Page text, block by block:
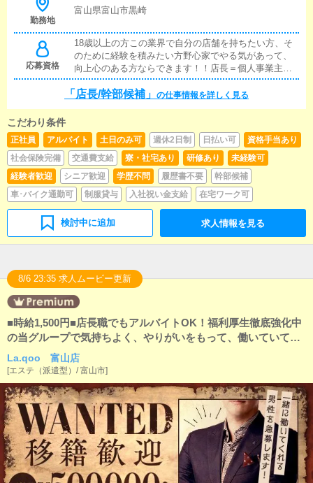
や、会計作業、注意事項の喚起などをお願いします。
を見ながら徐々に覚えていただきますので、未経験の
方でも安心して働けます。■企画の立案店舗イベントや
店舗運営など様々な企画を提案していただきます。
【新規のお客様の増加】【お客様のリピート率の向
上】【キャストの方の入店数の増加】など、売上UPに
繋がる施策の提案を行っていただきます。■キャスト管
理お店で働いていただいているキャストの方が稼げる
使い方などのアドバイスを行っていただきます。■PC
更新業務ヘブンネットなど、ポータルサイト等の店舗
情報更新作業を行っていただきます。キャストの出勤
情報やイベント、求人ブログの作成となります。基本
的にはボタンを押すだけや、ブログの更新時に簡単に
文字が入力出来れば問題ありません。PCが苦手な人で
も簡単にできます。■清掃・備品管理お客様やキャスト
の方に快適にお過ごしいただくため、店内の清掃や備
品の管理・補充を行っていただきます。
勤務地
富山県富山市黒崎
応募資格
18歳以上の方この業界で自分の店舗を持ちたい方、そ
のために経験を積みたい方野心家でやる気があって、
向上心のある方ならできます！！店長＝個人事業主と
してご自身の考えで店舗を運営していただくことがで
きます
「店長/幹部候補」 の仕事情報を詳しく見る
こだわり条件
正社員 アルバイト 土日のみ可 週休2日制 日払い可
資格手当あり
社会保険完備
交通費支給 寮・社宅あり 研修あり
未経験可
経験者歓迎
シニア歓迎 学歴不問 履歴書不要
幹部候補
車･バイク通勤可
制服貸与 入社祝い金支給 在宅ワーク可
検討中に追加 求人情報を見る
8/6 23:35 求人ムービー更新
■時給1,500円■店長職でもアルバイトOK！福利厚生徹底強化中
の当グループで気持ちよく、やりがいをもって、働いていて欲
しい！
La.qoo 富山店
[エステ（派遣型） /富山市]